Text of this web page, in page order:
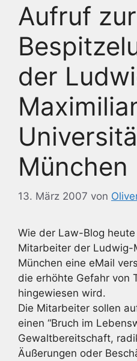
Aufruf zur
der
München
13. März 2007 von
Wie der Law-Blog
Mitarbeiter der
München eine eMail
die erhöhte Gefahr von
hingewiesen wird.
Die Mitarbeiter sollen
einen “Bruch im
Gewaltbereitschaft,
Äußerungen oder